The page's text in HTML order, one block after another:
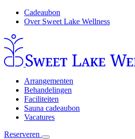
Cadeaubon
Over Sweet Lake Wellness
Arrangementen
Behandelingen
Faciliteiten
Sauna cadeaubon
Vacatures
Reserveren